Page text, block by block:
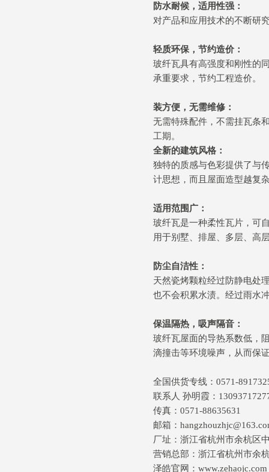
防水耐候，适用性强：
对产品和应用技术的不断研
轻质环保，节约造价：
玻纤瓦具有高强度和刚性的
承重要求，节约工程造价。
装方便，无需维修：
无需特殊配件，不需挂瓦条
工期。
全新的建筑风格：
独特的质感与色彩提供了与
计思想，而且屋面造型越复
适用范围广：
玻纤瓦是一种柔性瓦片，可
用于别墅、排屋、多层、高
防尘自洁性：
天然瓷烤颗粒经过防静电处
也不会积累水渍。经过雨水
保温隔热，吸声隔音：
玻纤瓦屋面的导热系数低，
滴撞击等环境噪声，从而保
全国供货专线：0571-
联系人 孙明霞：
传真：0571-88635631
邮箱：
厂址：浙江省杭州市余杭区
营销总部：浙江省杭州市余
泽皓官网：www.zehaojc.com